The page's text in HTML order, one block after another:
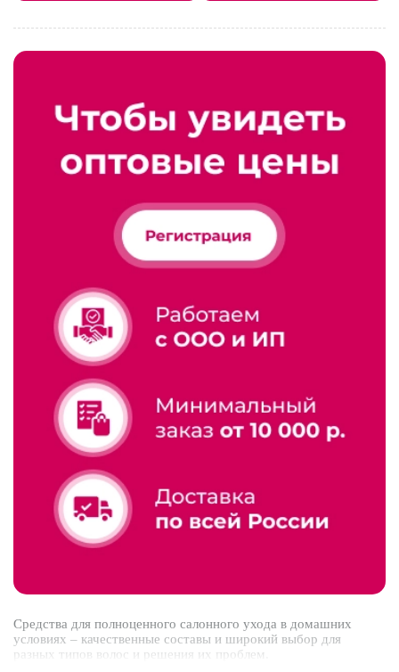
Средства для полноценного салонного ухода в домашних
условиях – качественные составы и широкий выбор для
разных типов волос и решения их проблем.